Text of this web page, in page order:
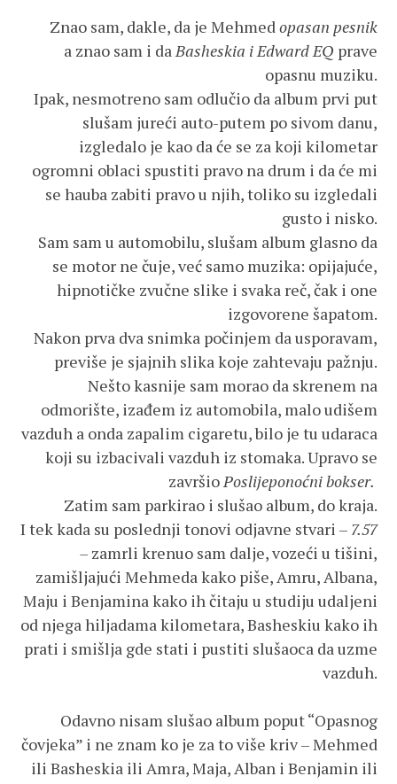
Znao sam, dakle, da je Mehmedopasan pesnik
a znao sam i daBasheskia i Edward EQ prave
opasnu muziku.
Ipak, nesmotreno sam odlučio da album prvi put
slušam jureći auto-putem po sivom danu,
izgledalo je kao da će se za koji kilometar
ogromni oblaci spustiti pravo na drum i da će mi
se hauba zabiti pravo u njih, toliko su izgledali
gusto i nisko.
Sam sam u automobilu, slušam album glasno da
se motor ne čuje, već samo muzika: opijajuće,
hipnotičke zvučne slike i svaka reč, čak i one
izgovorene šapatom.
Nakon prva dva snimka počinjem da usporavam,
previše je sjajnih slika koje zahtevaju pažnju.
Nešto kasnije sam morao da skrenem na
odmorište, izađem iz automobila, malo udišem
vazduh a onda zapalim cigaretu, bilo je tu udaraca
koji su izbacivali vazduh iz stomaka. Upravo se
završioPoslijeponoćni bokser.
Zatim sam parkirao i slušao album, do kraja.
I tek kada su poslednji tonovi odjavne stvari – 7.57
– zamrli krenuo sam dalje, vozeći u tišini,
zamišljajući Mehmeda kako piše, Amru, Albana,
Maju i Benjamina kako ih čitaju u studiju udaljeni
od njega hiljadama kilometara, Basheskiu kako ih
prati i smišlja gde stati i pustiti slušaoca da uzme
vazduh.
Odavno nisam slušao album poput “Opasnog
čovjeka” i ne znam ko je za to više kriv – Mehmed
ili Basheskia ili Amra, Maja, Alban i Benjamin ili